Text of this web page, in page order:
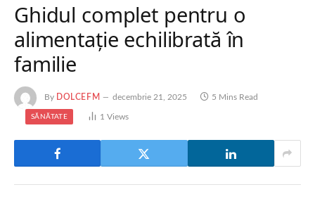
Ghidul complet pentru o
alimentație echilibrată în
familie
By DOLCEFM decembrie 21, 2025 5 Mins Read
SĂNĂTATE 1Views